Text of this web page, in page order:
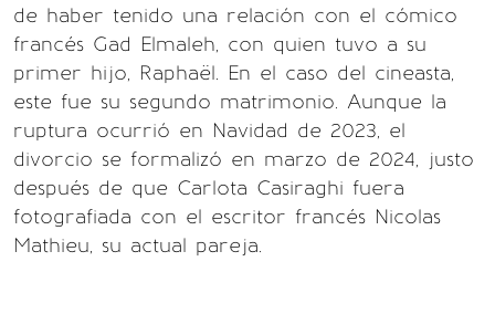
de haber tenido una relación con el cómico
francés Gad Elmaleh, con quien tuvo a su
primer hijo, Raphaël. En el caso del cineasta,
este fue su segundo matrimonio. Aunque la
ruptura ocurrió en Navidad de 2023, el
divorcio se formalizó en marzo de 2024, justo
después de que Carlota Casiraghi fuera
fotografiada con el escritor francés Nicolas
Mathieu, su actual pareja.